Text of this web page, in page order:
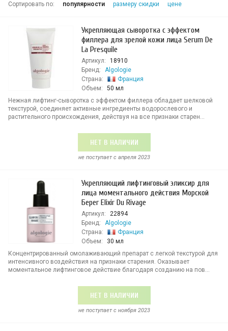
Сортировать по: популярности размеру скидки цене
Укрепляющая сыворотка с эффектом
филлера для зрелой кожи лица Serum De
La Presquile
Артикул:
18910
Бренд:
Algologie
Страна:
Франция
Объем:
50 мл
Нежная лифтинг-сыворотка с эффектом филлера обладает шелковой
текстурой, соединяет активные ингредиенты водорослевого и
растительного происхождения, действуя на все признаки старен...
НЕТ В НАЛИЧИИ
не поступает c апреля 2023
Укрепляющий лифтинговый эликсир для
лица моментального действия Морской
Берег Elixir Du Rivage
Артикул:
22894
Бренд:
Algologie
Страна:
Франция
Объем:
30 мл
Концентрированный омолаживающий препарат с легкой текстурой для
интенсивного воздействия на признаки старения. Оказывает
моментальное лифтинговое действие благодаря созданию на пов...
НЕТ В НАЛИЧИИ
не поступает c ноября 2023